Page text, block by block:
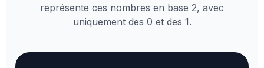
représente ces nombres en base 2, avec
uniquement des 0 et des 1.